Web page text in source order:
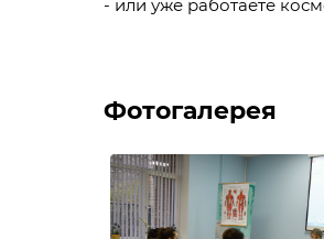
- или уже работаете
Фотогалерея